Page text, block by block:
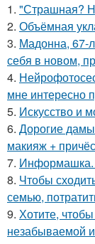
1. "Страшная?
2. Объёмная
3. Мадонна, 67-
себя в новом,
4.
мне интересно
5. Искусство и
6. Дорогие
макияж +
7. Информашка.
8. Чтобы
семью,
9. Хотите,
незабываемой